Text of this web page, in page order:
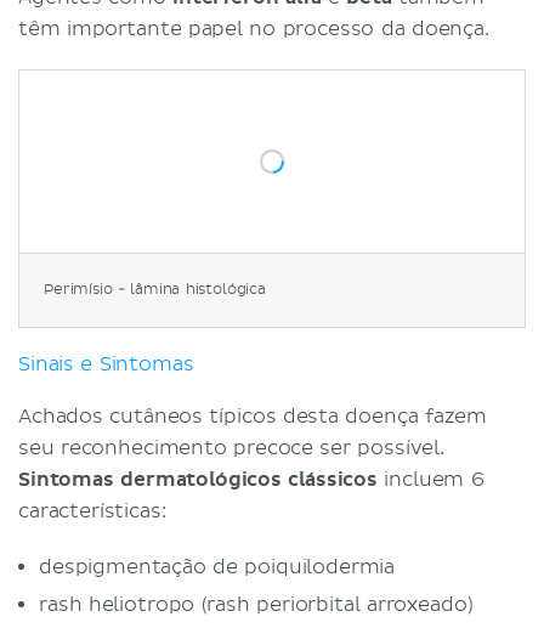
têm importante papel no processo da doença.
Perimísio - lâmina histológica
Sinais e Sintomas
Achados cutâneos típicos desta doença fazem
seu reconhecimento precoce ser possível.
Sintomas dermatológicos clássicos incluem 6
características:
despigmentação de poiquilodermia
rash heliotropo (rash periorbital arroxeado)